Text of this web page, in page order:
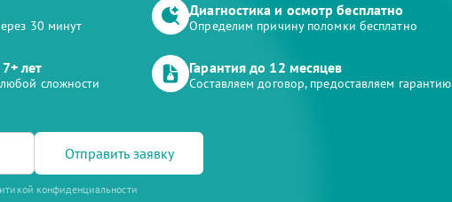
30 минут
Диагностика и осмотр бесплатно
Определим причину поломки бесплатно
лет
сложности
Гарантия до 12 месяцев
Составляем договор, предоставляем гарантию
Отправить заявку
конфиденциальности